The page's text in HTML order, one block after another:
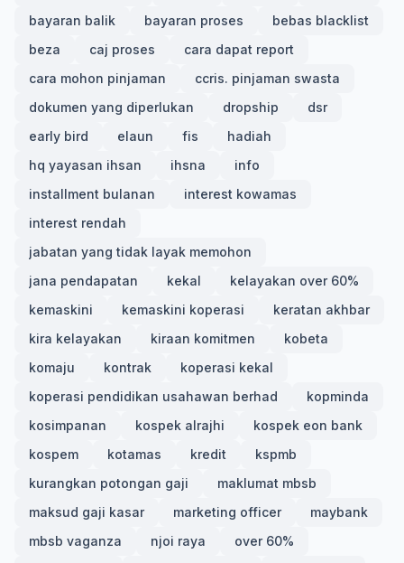
bayaran balik
bayaran proses
bebas blacklist
beza
caj proses
cara dapat report
cara mohon pinjaman
ccris. pinjaman swasta
dokumen yang diperlukan
dropship
dsr
early bird
elaun fis
hadiah
hq yayasan ihsan
ihsna
info
installment bulanan
interest kowamas
interest rendah
jabatan yang tidak layak memohon
jana pendapatan
kekal
kelayakan over 60%
kemaskini
kemaskini koperasi
keratan akhbar
kira kelayakan
kiraan komitmen
kobeta
komaju
kontrak
koperasi kekal
koperasi pendidikan usahawan berhad
kopminda
kosimpanan
kospek alrajhi
kospek eon bank
kospem
kotamas kredit
kspmb
kurangkan potongan gaji
maklumat mbsb
maksud gaji kasar
marketing officer
maybank
mbsb vaganza
njoi raya
over 60%